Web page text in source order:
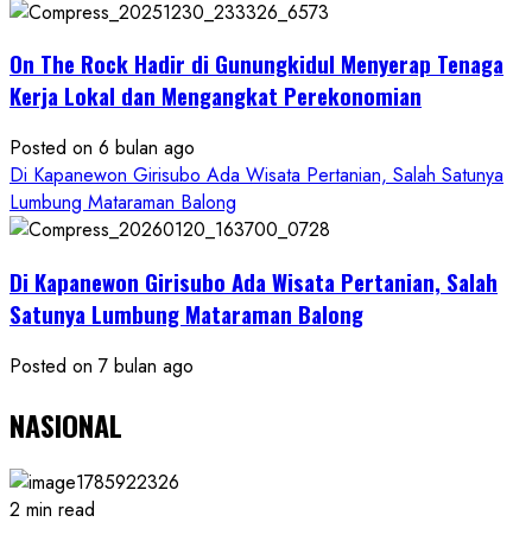
On The Rock Hadir di Gunungkidul Menyerap Tenaga
Kerja Lokal dan Mengangkat Perekonomian
Posted on 6 bulan ago
Di Kapanewon Girisubo Ada Wisata Pertanian, Salah Satunya
Lumbung Mataraman Balong
Di Kapanewon Girisubo Ada Wisata Pertanian, Salah
Satunya Lumbung Mataraman Balong
Posted on 7 bulan ago
NASIONAL
2 min read